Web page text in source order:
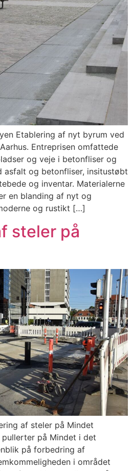
Etablering af nyt byrum ved
Entreprisen omfattede
og veje i betonfliser og
asfalt og betonfliser, insitustøbt
og inventar. Materialerne
en blanding af nyt og
og rustikt […]
steler på
af steler på Mindet
på Mindet i det
på forbedring af
i området